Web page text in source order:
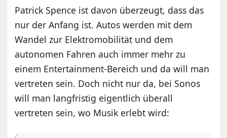
Patrick Spence ist davon überzeugt, dass das
nur der Anfang ist. Autos werden mit dem
Wandel zur Elektromobilität und dem
autonomen Fahren auch immer mehr zu
einem Entertainment-Bereich und da will man
vertreten sein. Doch nicht nur da, bei Sonos
will man langfristig eigentlich überall
vertreten sein, wo Musik erlebt wird: